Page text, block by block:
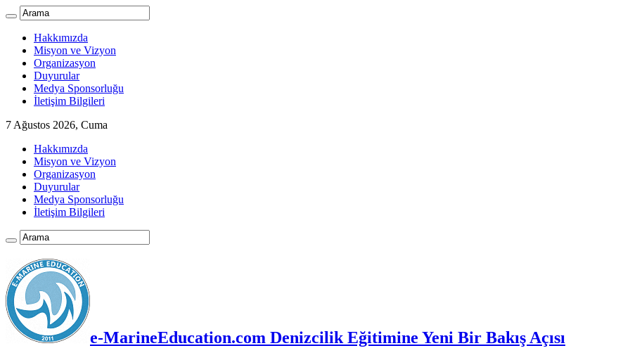
Hakkımızda
Misyon ve Vizyon
Organizasyon
Duyurular
Medya Sponsorluğu
İletişim Bilgileri
7 Ağustos 2026, Cuma
Hakkımızda
Misyon ve Vizyon
Organizasyon
Duyurular
Medya Sponsorluğu
İletişim Bilgileri
e-MarineEducation.com Denizcilik Eğitimine Yeni Bir Bakış Açısı